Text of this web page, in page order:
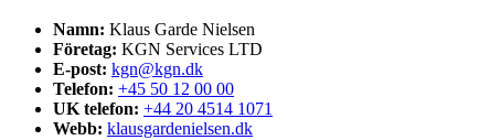
Namn: Klaus Garde Nielsen
Företag: KGN Services LTD
E-post: kgn@kgn.dk
Telefon: +45 50 12 00 00
UK telefon: +44 20 4514 1071
Webb: klausgardenielsen.dk